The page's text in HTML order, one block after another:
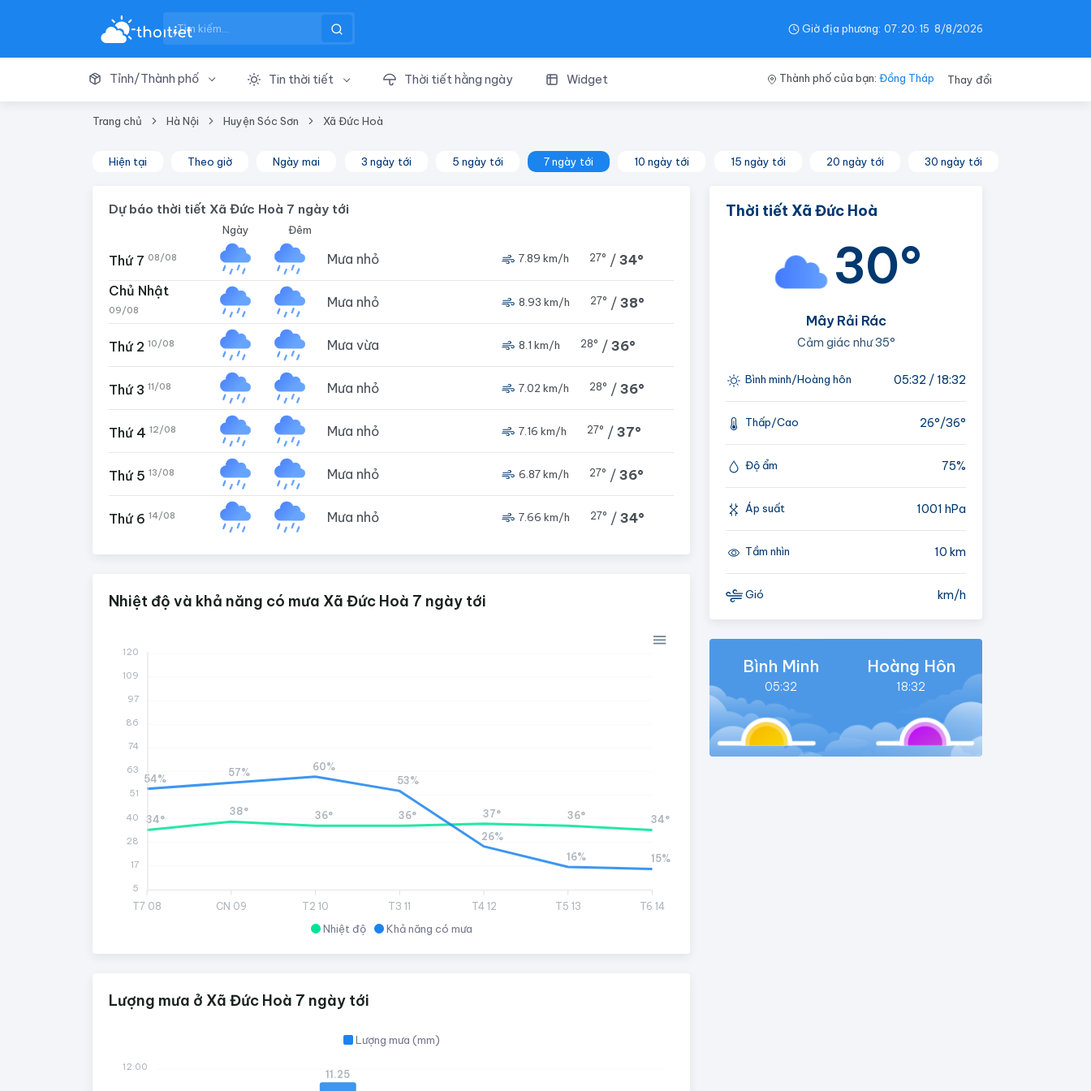
Giờ địa phương: 07: 20: 15 8/8/2026
Tỉnh/Thành phố Tin thời tiết Thời tiết hằng ngày Widget Thành phố của bạn: Đồng Tháp Thay đổi
Trang chủ Hà Nội Huyện Sóc Sơn Xã Đức Hoà
Hiện tại Theo giờ Ngày mai 3 ngày tới 5 ngày tới 7 ngày tới 10 ngày tới 15 ngày tới 20 ngày tới 30 ngày tới
Dự báo thời tiết Xã Đức Hoà 7 ngày tới
Ngày Đêm
Thứ 7 08/08 Mưa nhỏ 7.89 km/h 27° / 34°
Chủ Nhật
09/08 Mưa nhỏ 8.93 km/h 27° / 38°
Thứ 2 10/08 Mưa vừa 8.1 km/h 28° / 36°
Thứ 3 11/08 Mưa nhỏ 7.02 km/h 28° / 36°
Thứ 4 12/08 Mưa nhỏ 7.16 km/h 27° / 37°
Thứ 5 13/08 Mưa nhỏ 6.87 km/h 27° / 36°
Thứ 6 14/08 Mưa nhỏ 7.66 km/h 27° / 34°
Nhiệt độ và khả năng có mưa Xã Đức Hoà 7 ngày tới
Nhiệt độ Khả năng có mưa
T7 08 CN 09 T2 10 T3 11 T4 12 T5 13 T6 14
34°
38° 36° 36° 37° 36° 34°
54%
57%
60%
53%
26%
16%
15%
120
109
97
86
74
63
51
40
28
17
5
Lượng mưa ở Xã Đức Hoà 7 ngày tới
Lượng mưa (mm)
11.25
12.00
Thời tiết Xã Đức Hoà
30°
Mây Rải Rác
Cảm giác như35°
Bình minh/Hoàng hôn 05:32 / 18:32
Thấp/Cao 26°/36°
Độ ẩm 75%
Áp suất 1001 hPa
Tầm nhìn 10 km
Gió km/h
Bình Minh
05:32
Hoàng Hôn
18:32